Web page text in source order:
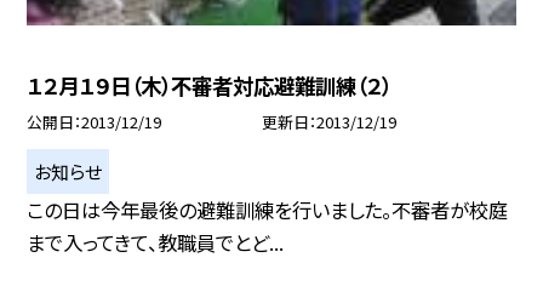
１２月１９日（木）不審者対応避難訓練（２）
公開日 2013/12/19 更新日 2013/12/19
お知らせ
この日は今年最後の避難訓練を行いました。不審者が校庭
まで入ってきて、教職員でとど...